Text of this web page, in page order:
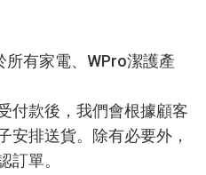
所有家電、WPro潔護產
付款後，我們會根據顧客
安排送貨。除有必要外，
訂單。